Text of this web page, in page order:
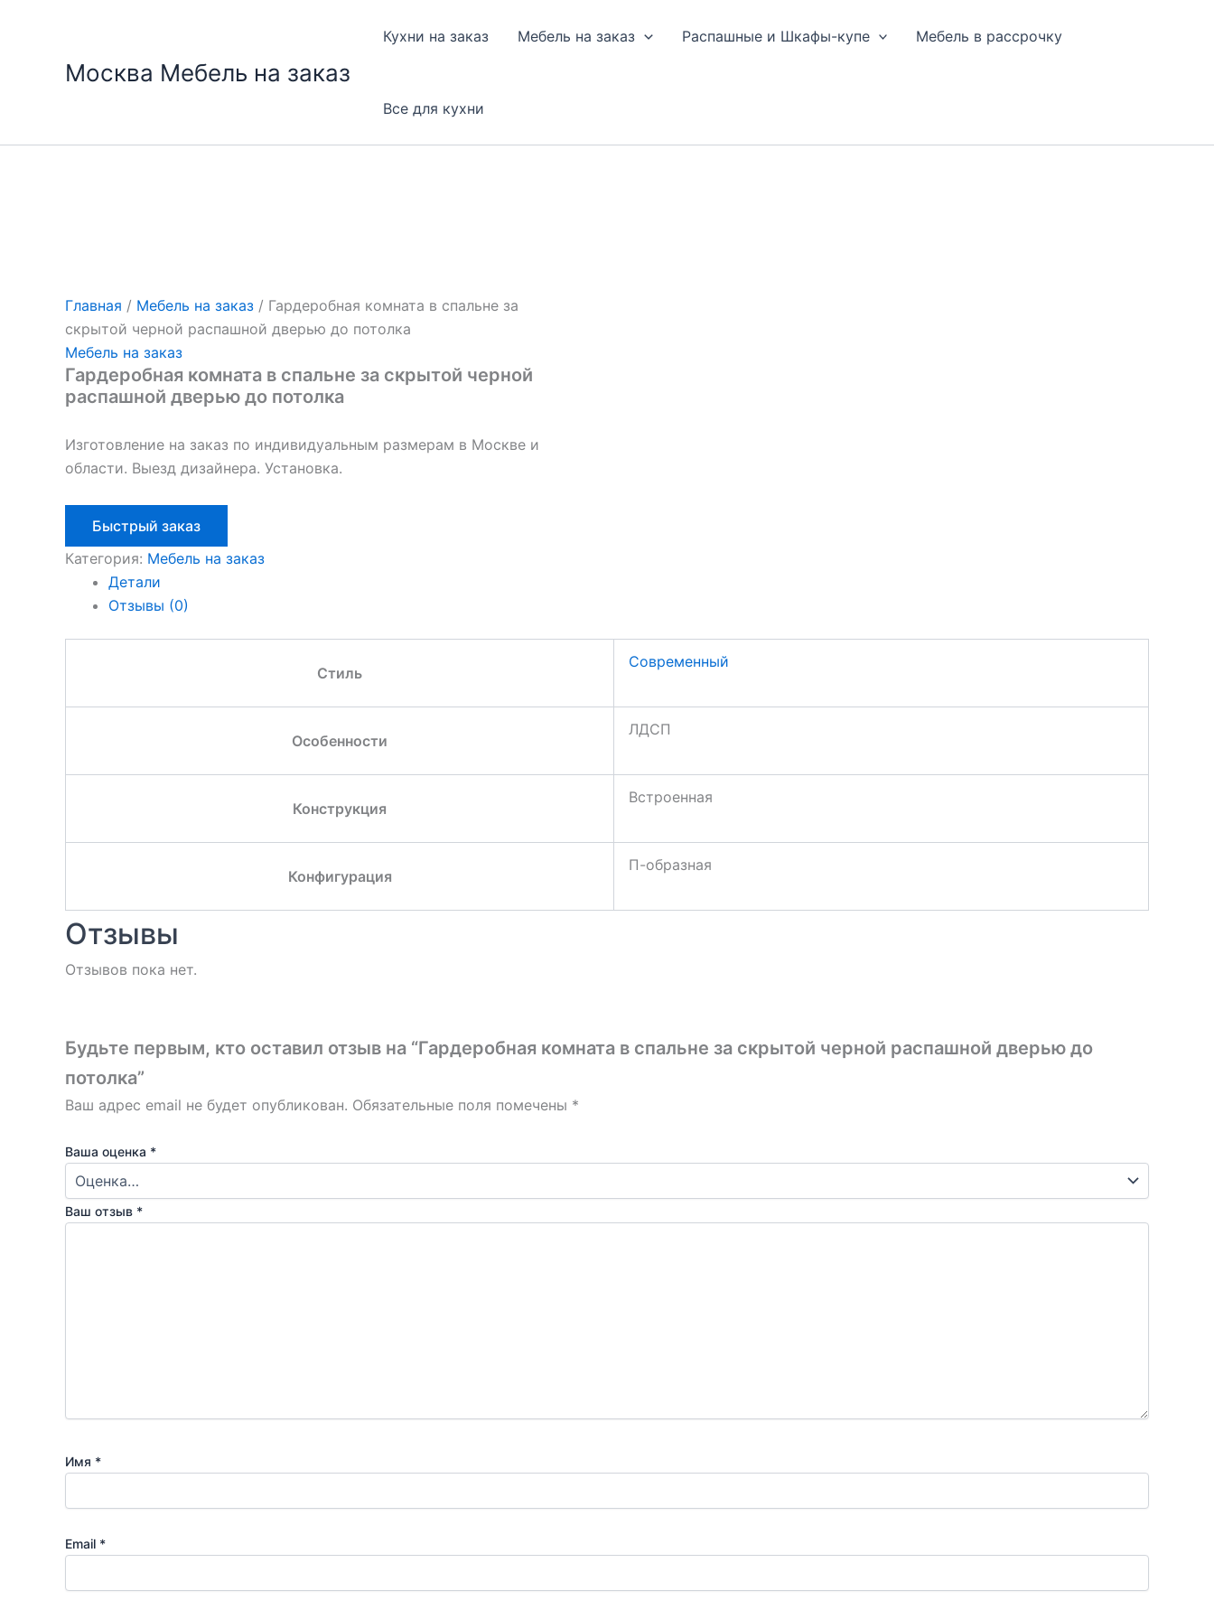
Москва Мебель на заказ
Кухни на заказ Мебель на заказ Распашные и Шкафы-купе Мебель в рассрочку
Все для кухни
Главная / Мебель на заказ / Гардеробная комната в спальне за
скрытой черной распашной дверью до потолка
Мебель на заказ
Гардеробная комната в спальне за скрытой черной
распашной дверью до потолка
Изготовление на заказ по индивидуальным размерам в Москве и
области. Выезд дизайнера. Установка.
Быстрый заказ
Категория: Мебель на заказ
Детали
Отзывы (0)
Стиль
Современный
Особенности
ЛДСП
Конструкция
Встроенная
Конфигурация
П-образная
Отзывы
Отзывов пока нет.
Будьте первым, кто оставил отзыв на “Гардеробная комната в спальне за скрытой черной распашной дверью до
потолка”
Ваш адрес email не будет опубликован. Обязательные поля помечены *
Ваша оценка *
Ваш отзыв *
Имя *
Email *